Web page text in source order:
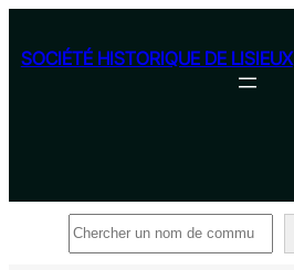
contenu
SOCIÉTÉ HISTORIQUE DE LISIEUX
Rechercher